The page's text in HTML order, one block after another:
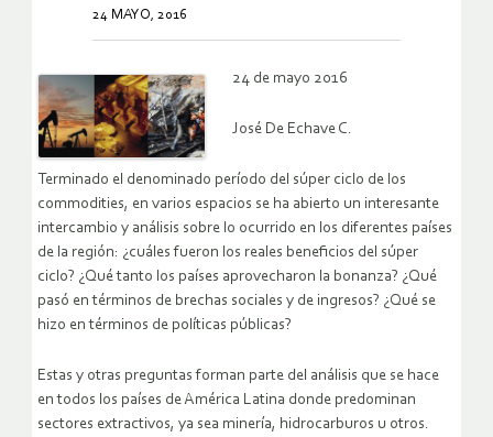
24 MAYO, 2016
24 de mayo 2016
José De Echave C.
Terminado el denominado período del súper ciclo de los
commodities, en varios espacios se ha abierto un interesante
intercambio y análisis sobre lo ocurrido en los diferentes países
de la región: ¿cuáles fueron los reales beneficios del súper
ciclo? ¿Qué tanto los países aprovecharon la bonanza? ¿Qué
pasó en términos de brechas sociales y de ingresos? ¿Qué se
hizo en términos de políticas públicas?
Estas y otras preguntas forman parte del análisis que se hace
en todos los países de América Latina donde predominan
sectores extractivos, ya sea minería, hidrocarburos u otros.